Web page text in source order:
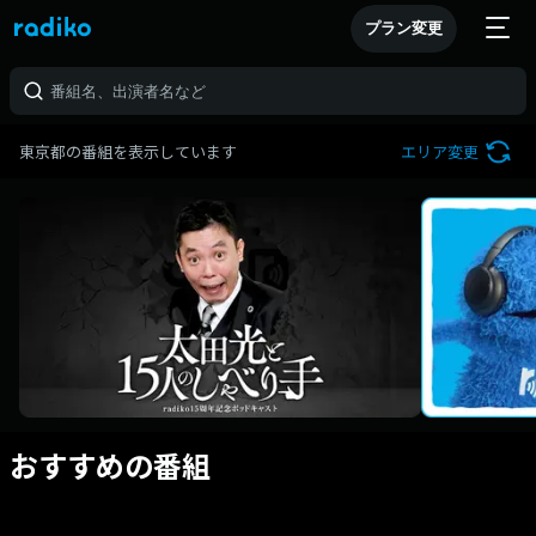
プラン変更
東京都の番組を表示しています エリア変更
おすすめの番組